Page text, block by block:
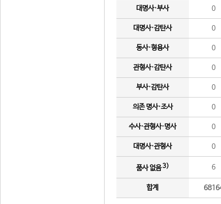
대명사·부사 0
대명사·감탄사 0
동사·형용사 0
관형사·감탄사 0
부사·감탄사 0
의존 명사·조사 0
수사·관형사·명사 0
대명사·관형사 0
품사 없음3) 6
합계